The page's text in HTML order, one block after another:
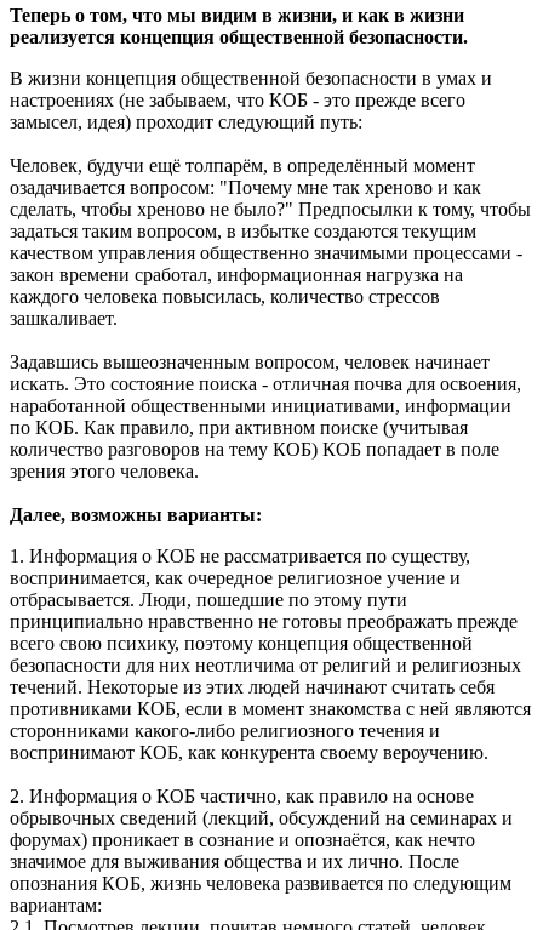
Теперь о том, что мы видим в жизни, и как в жизни
реализуется концепция общественной безопасности.
В жизни концепция общественной безопасности в умах и
настроениях (не забываем, что КОБ - это прежде всего
замысел, идея) проходит следующий путь:
Человек, будучи ещё толпарём, в определённый момент
озадачивается вопросом: "Почему мне так хреново и как
сделать, чтобы хреново не было?" Предпосылки к тому, чтобы
задаться таким вопросом, в избытке создаются текущим
качеством управления общественно значимыми процессами -
закон времени сработал, информационная нагрузка на
каждого человека повысилась, количество стрессов
зашкаливает.
Задавшись вышеозначенным вопросом, человек начинает
искать. Это состояние поиска - отличная почва для освоения,
наработанной общественными инициативами, информации
по КОБ. Как правило, при активном поиске (учитывая
количество разговоров на тему КОБ) КОБ попадает в поле
зрения этого человека.
Далее, возможны варианты:
1. Информация о КОБ не рассматривается по существу,
воспринимается, как очередное религиозное учение и
отбрасывается. Люди, пошедшие по этому пути
принципиально нравственно не готовы преображать прежде
всего свою психику, поэтому концепция общественной
безопасности для них неотличима от религий и религиозных
течений. Некоторые из этих людей начинают считать себя
противниками КОБ, если в момент знакомства с ней являются
сторонниками какого-либо религиозного течения и
воспринимают КОБ, как конкурента своему вероучению.
2. Информация о КОБ частично, как правило на основе
обрывочных сведений (лекций, обсуждений на семинарах и
форумах) проникает в сознание и опознаётся, как нечто
значимое для выживания общества и их лично. После
опознания КОБ, жизнь человека развивается по следующим
вариантам: